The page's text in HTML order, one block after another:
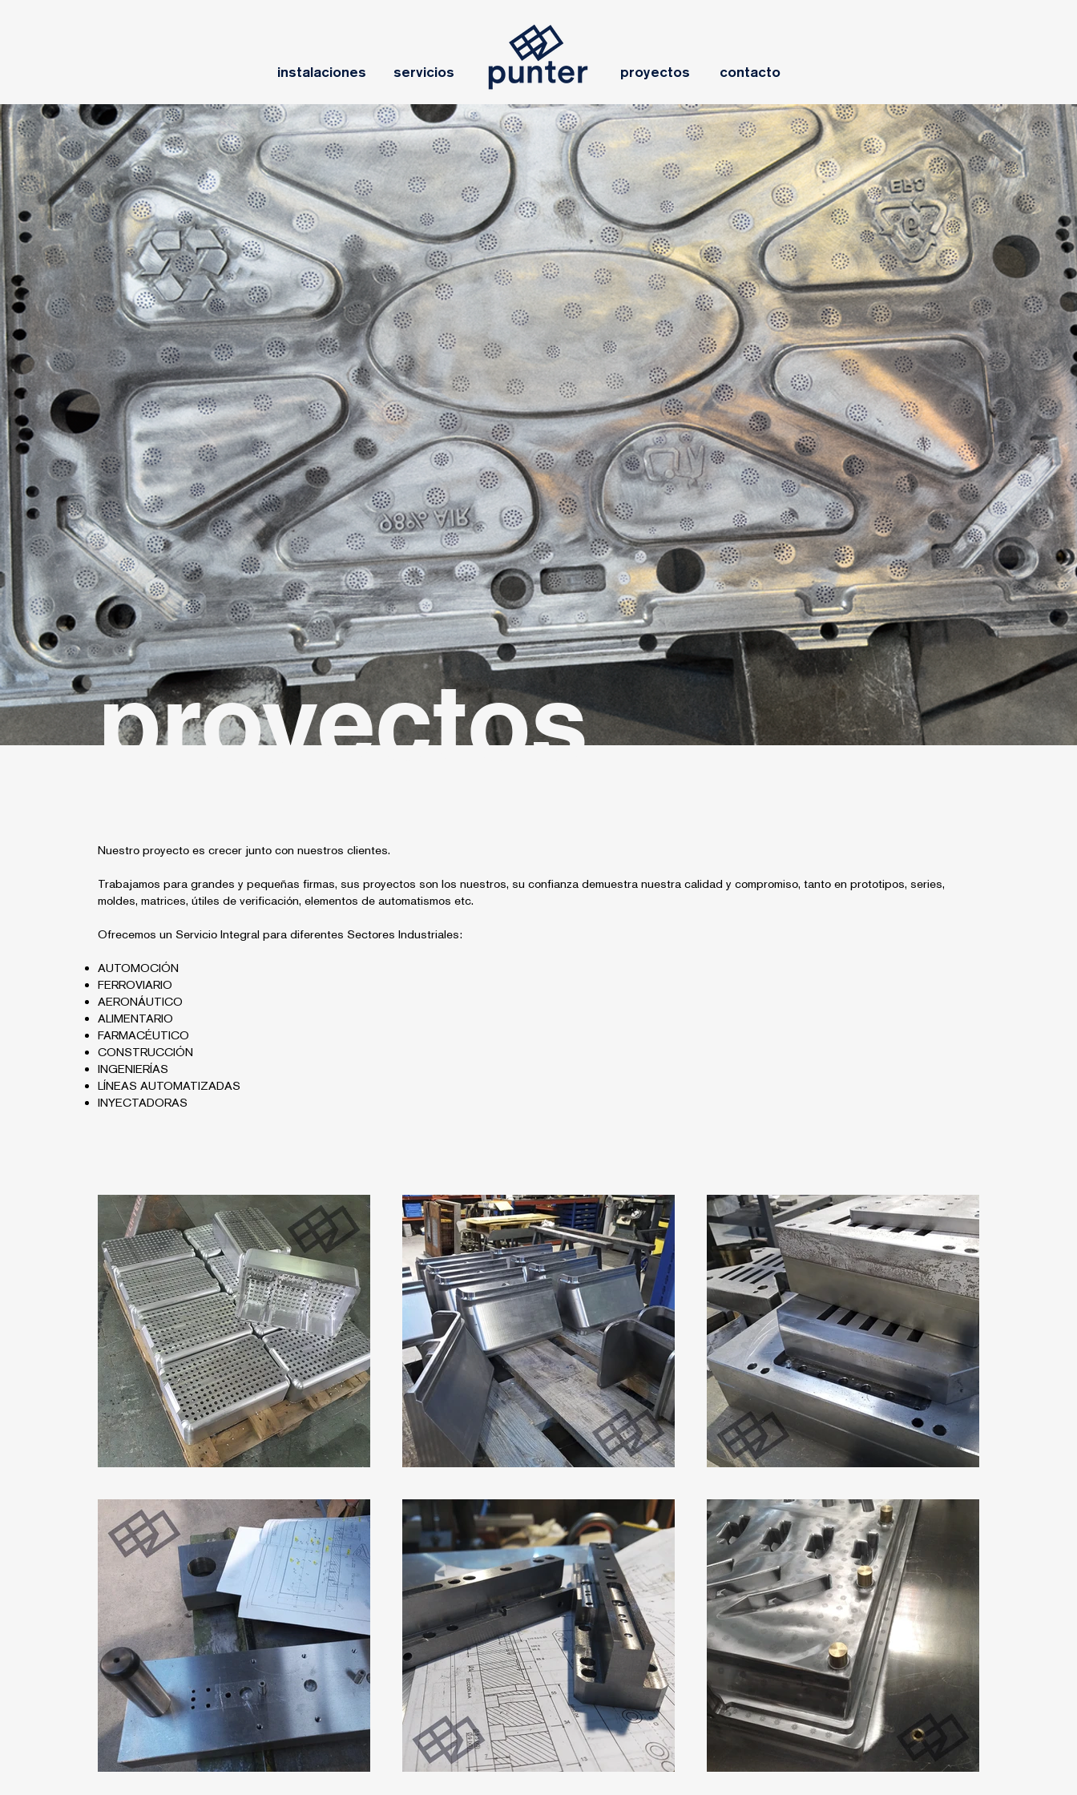
instalaciones servicios proyectos contacto
proyectos
Nuestro proyecto es crecer junto con nuestros clientes.
Trabajamos para grandes y pequeñas firmas, sus proyectos son los nuestros, su confianza demuestra nuestra calidad y compromiso, tanto en prototipos, series,
moldes, matrices, útiles de verificación, elementos de automatismos etc.
Ofrecemos un Servicio Integral para diferentes Sectores Industriales:
AUTOMOCIÓN
FERROVIARIO
AERONÁUTICO
ALIMENTARIO
FARMACÉUTICO
CONSTRUCCIÓN
INGENIERÍAS
LÍNEAS AUTOMATIZADAS
​​INYECTADORAS